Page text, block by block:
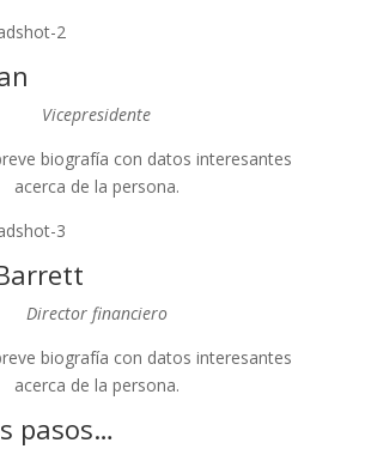
Vicepresidente
biografía con datos interesantes
acerca de la persona.
Director financiero
biografía con datos interesantes
acerca de la persona.
pasos…